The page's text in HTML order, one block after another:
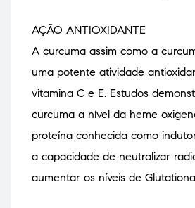
AÇÃO ANTIOXIDANTE
A curcuma assim como a
uma potente atividade
vitamina C e E. Estudos
curcuma a nível da heme
proteína conhecida como
a capacidade de neutralizar
aumentar os níveis de